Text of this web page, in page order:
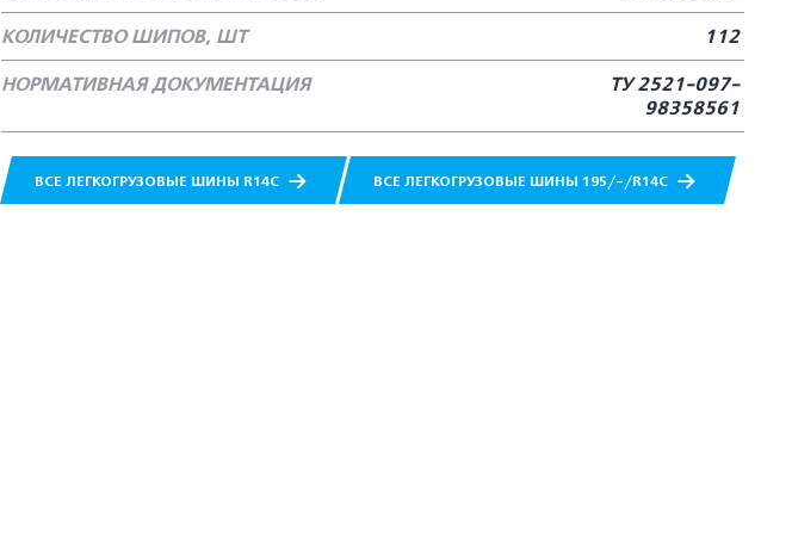
КОЛИЧЕСТВО ШИПОВ, ШТ
112
НОРМАТИВНАЯ ДОКУМЕНТАЦИЯ
ТУ 2521-097-
98358561
ВСЕ ЛЕГКОГРУЗОВЫЕ ШИНЫ R14C ВСЕ ЛЕГКОГРУЗОВЫЕ ШИНЫ 195/-/R14C